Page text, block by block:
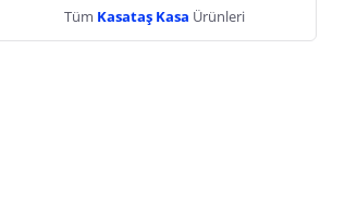
Tüm Kasataş Kasa Ürünleri